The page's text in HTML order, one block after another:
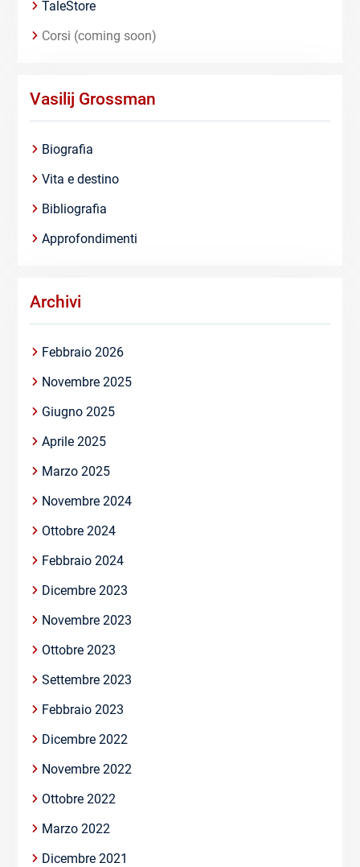
TaleStore
Corsi (coming soon)
Vasilij Grossman
Biografia
Vita e destino
Bibliografia
Approfondimenti
Archivi
Febbraio 2026
Novembre 2025
Giugno 2025
Aprile 2025
Marzo 2025
Novembre 2024
Ottobre 2024
Febbraio 2024
Dicembre 2023
Novembre 2023
Ottobre 2023
Settembre 2023
Febbraio 2023
Dicembre 2022
Novembre 2022
Ottobre 2022
Marzo 2022
Dicembre 2021